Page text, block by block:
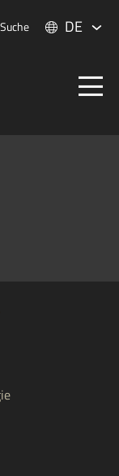
Suche DE